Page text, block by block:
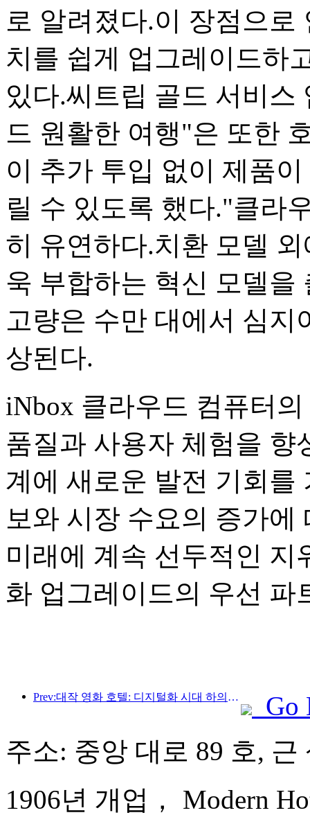
로 알려졌다.이 장점으
치를 쉽게 업그레이드하
있다.씨트립 골드 서비
드 원활한 여행"은 또한
이 추가 투입 없이 제품
릴 수 있도록 했다."클라
히 유연하다.치환 모델
욱 부합하는 혁신 모델을
고량은 수만 대에서 심
상된다.
iNbox 클라우드 컴퓨터
품질과 사용자 체험을 향
계에 새로운 발전 기회를
보와 시장 수요의 증가
미래에 계속 선두적인
화 업그레이드의 우선 파
Prev:대작 영화 호텔: 디지털화 시대 하의 영화 주제 숙박 새로운 체험
Go
주소: 중앙 대로 89 호, 근
1906년 개업， Modern